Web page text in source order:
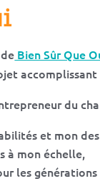
Bien Sûr Que
du
et mon
à mon échelle,
les